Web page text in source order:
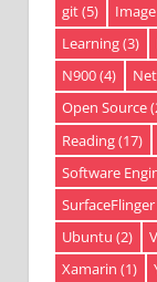
git(5)
Learning(3)
N900(4)
Open Source
Reading(17)
Software
SurfaceFlinger
Ubuntu (2)
Xamarin (1)